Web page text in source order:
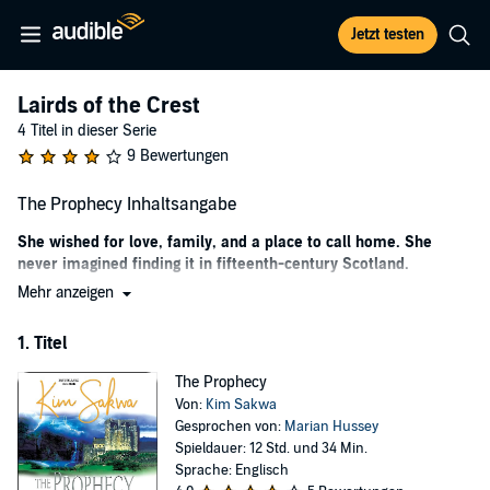
Jetzt testen
Lairds of the Crest
4 Titel in dieser Serie
9 Bewertungen
The Prophecy Inhaltsangabe
She wished for love, family, and a place to call home. She
never imagined finding it in fifteenth-century Scotland.
Haunted by dreams of a fierce Highlander and a longing she can’t
carefully built for herself. Drawn to the wild coast of Scotland, she’s
arms of a formidable Highland warrior.
Scotland 1426. Eagerly awaiting the woman foretold in a prophecy,
Laird Greylen MacGreggor rescues Gwen from the waters behind
Seagrave Castle. But neither is prepared for the collision of worlds—
Mehr anzeigen
1. Titel
The Prophecy
Von: Kim Sakwa
Gesprochen von: Marian Hussey
Spieldauer: 12 Std. und 34 Min.
Sprache: Englisch